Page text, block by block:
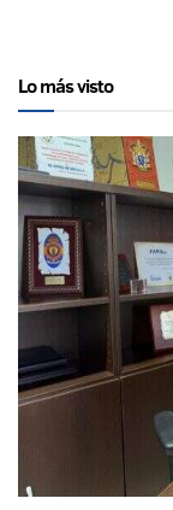
Lo más visto